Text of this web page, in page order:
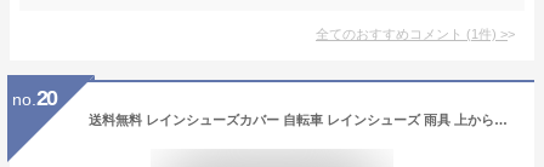
全てのおすすめコメント (1件) >
no. 20
送料無料 レインシューズカバー 自転車 レインシューズ 雨具 上からカバー 滑り止め 防水 折りたたみ 折り畳み 長靴 持ち運び 災害 防災 雨 ゲリラ 豪雨 梅雨 キッズ 子供用 レイン シューズ レインブーツカバー カバー ファスナー